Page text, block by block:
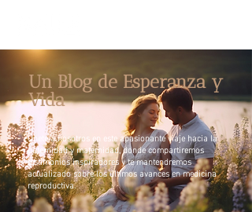
Un Blog de Esperanza y
Vida
Únete a nosotros en este apasionante viaje hacia la
paternidad y maternidad, donde compartiremos
testimonios inspiradores y te mantendremos
actualizado sobre los últimos avances en medicina
reproductiva.